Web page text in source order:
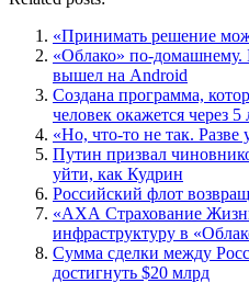
«Принимать решение
«Облако» по-домашнему.
вышел на Android
Cоздана программа,
человек окажется через 5
«Но, что-то не так. Разве
Путин призвал
уйти, как Кудрин
Российский флот
«АХА Страхование
инфраструктуру в
Сумма сделки между
достигнуть $20 млрд